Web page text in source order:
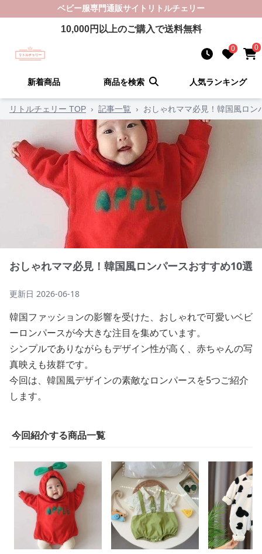
ベビー服専門通販サイト リトルチェリー
10,000円以上のご購入で送料無料
0 0
新着商品 商品を検索 人気ランキング
リトルチェリー TOP › 記事一覧 › おしゃれママ必見！韓国風ロン
おしゃれママ必見！韓国風ロンパースおすすめ10選
更新日 2026-06-18
韓国ファッションの影響を受けた、おしゃれで可愛いベビ
ーロンパースが今大きな注目を集めています。
シンプルでありながらもデザイン性が高く、赤ちゃんの写
真映えも抜群です。
今回は、韓国風デザインの素敵なロンパースを5つご紹介
します。
今回紹介する商品一覧